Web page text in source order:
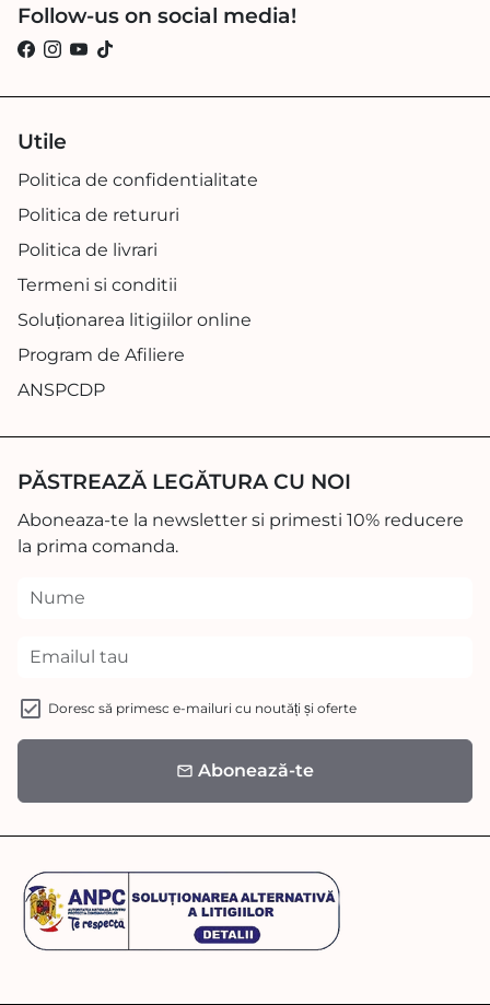
Follow-us on social media!
Utile
Politica de confidentialitate
Politica de retururi
Politica de livrari
Termeni si conditii
Soluționarea litigiilor online
Program de Afiliere
ANSPCDP
PĂSTREAZĂ LEGĂTURA CU NOI
Aboneaza-te la newsletter si primesti 10% reducere
la prima comanda.
Doresc să primesc e-mailuri cu noutăți și oferte
email Abonează-te